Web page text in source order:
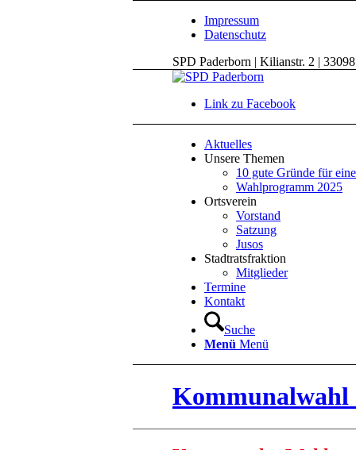
Impressum
Datenschutz
SPD Paderborn | Kilianstr. 2 |
Link zu Facebook
Aktuelles
Unsere Themen
10 gute Gründe für
Wahlprogramm 2025
Ortsverein
Vorstand
Satzung
Jusos
Stadtratsfraktion
Mitglieder
Termine
Kontakt
Suche
Menü Menü
Kommunalwahl